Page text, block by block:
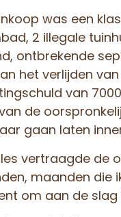
was een
2 illegale
ontbrekende
het verlijden
van
de
gaan laten
vertraagde de
maanden die
om aan de slag